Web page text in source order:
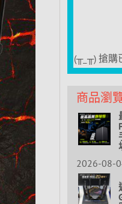
(╥_╥) 搶購
商品瀏
2026-08-